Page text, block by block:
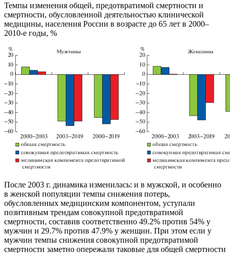
Темпы изменения общей, предотвратимой смертности и
смертности, обусловленной деятельностью клинической
медицины, населения России в возрасте до 65 лет в 2000–
2010-е годы, %
После 2003 г. динамика изменилась: и в мужской, и особенно
в женской популяции темпы снижения потерь,
обусловленных медицинским компонентом, уступали
позитивным трендам совокупной предотвратимой
смертности, составив соответственно 49.2% против 54% у
мужчин и 29.7% против 47.9% у женщин. При этом если у
мужчин темпы снижения совокупной предотвратимой
смертности заметно опережали таковые для общей смертности